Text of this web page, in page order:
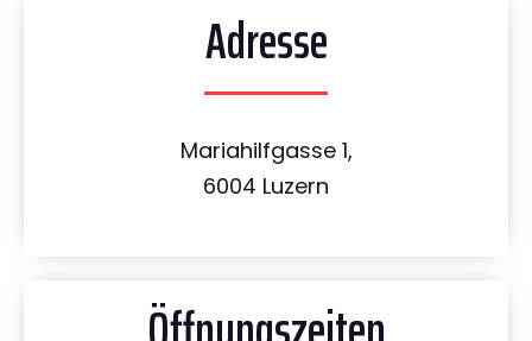
Adresse
Mariahilfgasse 1,
6004 Luzern